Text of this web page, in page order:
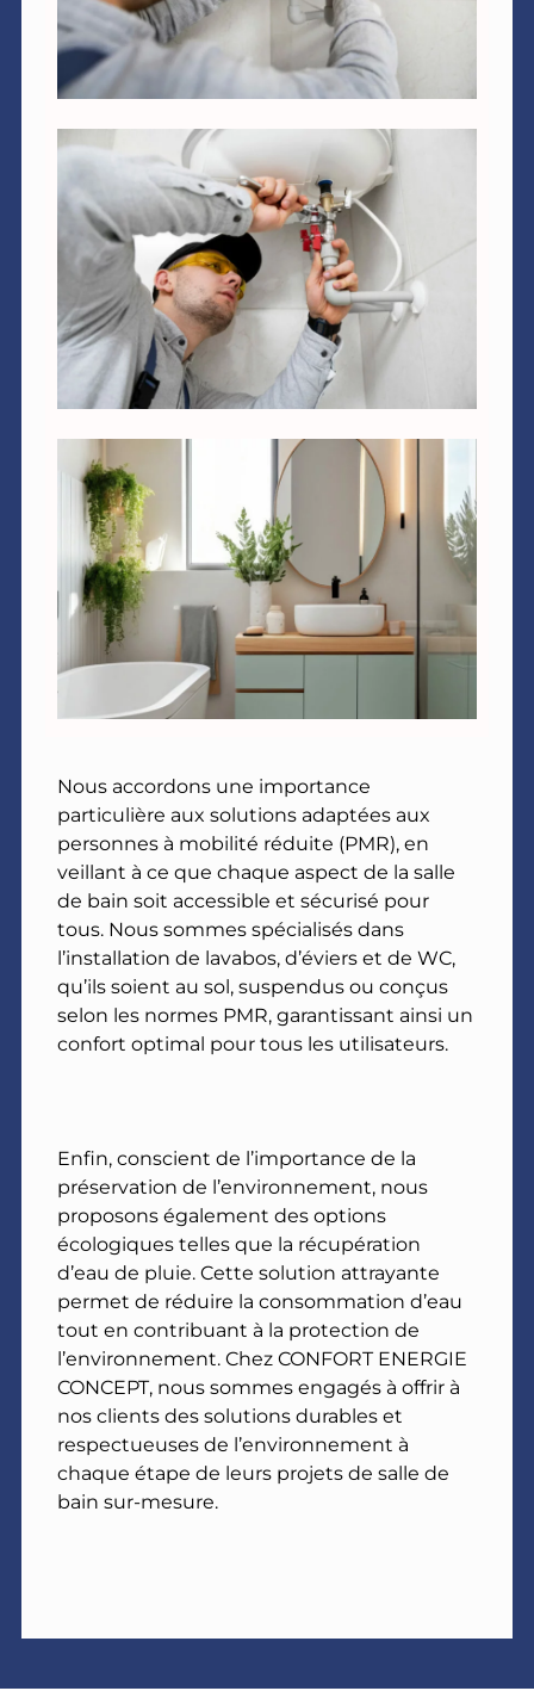
Nous accordons une importance
particulière aux solutions adaptées aux
personnes à mobilité réduite (PMR), en
veillant à ce que chaque aspect de la salle
de bain soit accessible et sécurisé pour
tous. Nous sommes spécialisés dans
l’installation de lavabos, d’éviers et de WC,
qu’ils soient au sol, suspendus ou conçus
selon les normes PMR, garantissant ainsi un
confort optimal pour tous les utilisateurs.
Enfin, conscient de l’importance de la
préservation de l’environnement, nous
proposons également des options
écologiques telles que la récupération
d’eau de pluie. Cette solution attrayante
permet de réduire la consommation d’eau
tout en contribuant à la protection de
l’environnement. Chez CONFORT ENERGIE
CONCEPT, nous sommes engagés à offrir à
nos clients des solutions durables et
respectueuses de l’environnement à
chaque étape de leurs projets de salle de
bain sur-mesure.